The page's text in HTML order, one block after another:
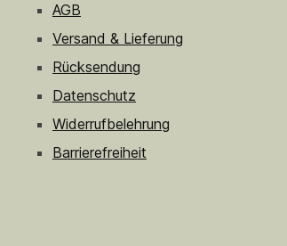
AGB
Versand & Lieferung
Rücksendung
Datenschutz
Widerrufbelehrung
Barrierefreiheit